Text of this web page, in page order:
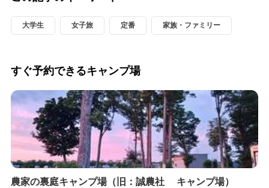
大学生 女子旅 定番 家族・ファミリー
すぐ予約できるキャンプ場
農家の裏庭キャンプ場（旧：誠農社 キャンプ場）